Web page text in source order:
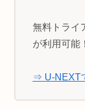
無料トライ
が利用可能！
⇒ U-NEXT